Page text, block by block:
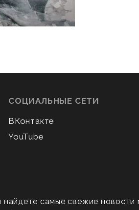
СОЦИАЛЬНЫЕ СЕТИ
ВКонтакте
YouTube
самые свежие